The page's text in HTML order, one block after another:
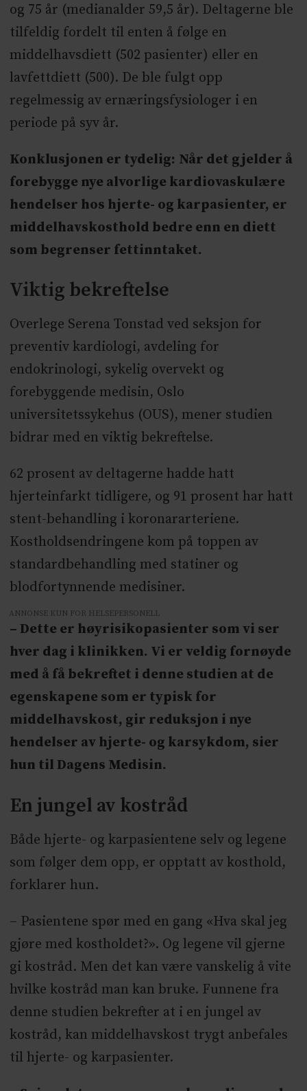
og 75 år (medianalder 59,5 år). Deltagerne ble
tilfeldig fordelt til enten å følge en
middelhavsdiett (502 pasienter) eller en
lavfettdiett (500). De ble fulgt opp
regelmessig av ernæringsfysiologer i en
periode på syv år.
Konklusjonen er tydelig: Når det gjelder å
forebygge nye alvorlige kardiovaskulære
hendelser hos hjerte- og karpasienter, er
middelhavskosthold bedre enn en diett
som begrenser fettinntaket.
Viktig bekreftelse
Overlege Serena Tonstad ved seksjon for
preventiv kardiologi, avdeling for
endokrinologi, sykelig overvekt og
forebyggende medisin, Oslo
universitetssykehus (OUS), mener studien
bidrar med en viktig bekreftelse.
62 prosent av deltagerne hadde hatt
hjerteinfarkt tidligere, og 91 prosent har hatt
stent-behandling i koronararteriene.
Kostholdsendringene kom på toppen av
standardbehandling med statiner og
blodfortynnende medisiner.
ANNONSE KUN FOR HELSEPERSONELL
– Dette er høyrisikopasienter som vi ser
hver dag i klinikken. Vi er veldig fornøyde
med å få bekreftet i denne studien at de
egenskapene som er typisk for
middelhavskost, gir reduksjon i nye
hendelser av hjerte- og karsykdom, sier
hun til Dagens Medisin.
En jungel av kostråd
Både hjerte- og karpasientene selv og legene
som følger dem opp, er opptatt av kosthold,
forklarer hun.
– Pasientene spør med en gang «Hva skal jeg
gjøre med kostholdet?». Og legene vil gjerne
gi kostråd. Men det kan være vanskelig å vite
hvilke kostråd man kan bruke. Funnene fra
denne studien bekrefter at i en jungel av
kostråd, kan middelhavskost trygt anbefales
til hjerte- og karpasienter.